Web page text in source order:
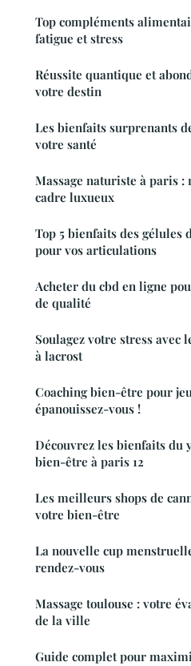
Top compléments
fatigue et stress
Réussite quantique et
votre destin
Les bienfaits surprenants
votre santé
Massage naturiste à paris :
cadre luxueux
Top 5 bienfaits des gélules
pour vos articulations
Acheter du cbd en ligne
de qualité
Soulagez votre stress avec
à lacrost
Coaching bien-être pour
épanouissez-vous !
Découvrez les bienfaits du
bien-être à paris 12
Les meilleurs shops de
votre bien-être
La nouvelle cup
rendez-vous
Massage toulouse : votre
de la ville
Guide complet pour